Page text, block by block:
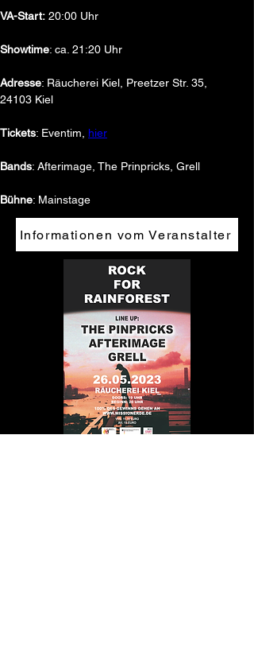
VA-Start: 20:00 Uhr
Showtime: ca. 21:20 Uhr
Adresse: Räucherei Kiel, Preetzer Str. 35,
24103 Kiel
Tickets: Eventim, hier
Bands: Afterimage, The Prinpricks, Grell
Bühne: Mainstage
Informationen vom Veranstalter